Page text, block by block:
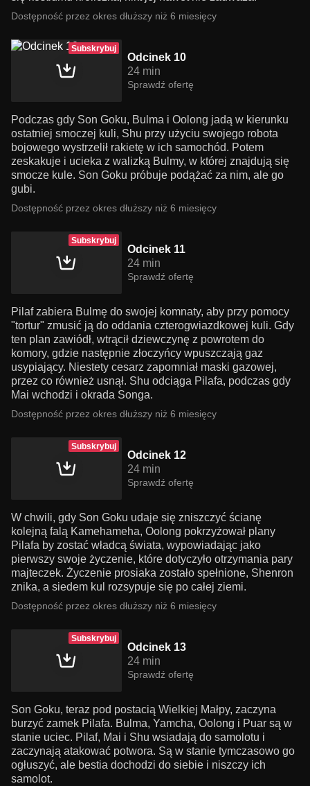
Dostępność przez okres dłuższy niż 6 miesięcy
Subskrybuj
Odcinek 10
24 min
Sprawdź ofertę
Podczas gdy Son Goku, Bulma i Oolong jadą w kierunku
ostatniej smoczej kuli, Shu przy użyciu swojego robota
bojowego wystrzelił rakietę w ich samochód. Potem
zeskakuje i ucieka z walizką Bulmy, w której znajdują się
smocze kule. Son Goku próbuje podążać za nim, ale go
gubi.
Dostępność przez okres dłuższy niż 6 miesięcy
Subskrybuj
Odcinek 11
24 min
Sprawdź ofertę
Pilaf zabiera Bulmę do swojej komnaty, aby przy pomocy
"tortur" zmusić ją do oddania czterogwiazdkowej kuli. Gdy
ten plan zawiódł, wtrącił dziewczynę z powrotem do
komory, gdzie następnie złoczyńcy wpuszczają gaz
usypiający. Niestety cesarz zapomniał maski gazowej,
przez co również usnął. Shu odciąga Pilafa, podczas gdy
Mai wchodzi i okrada Songa.
Dostępność przez okres dłuższy niż 6 miesięcy
Subskrybuj
Odcinek 12
24 min
Sprawdź ofertę
W chwili, gdy Son Goku udaje się zniszczyć ścianę
kolejną falą Kamehameha, Oolong pokrzyżował plany
Pilafa by zostać władcą świata, wypowiadając jako
pierwszy swoje życzenie, które dotyczyło otrzymania pary
majteczek. Życzenie prosiaka zostało spełnione, Shenron
znika, a siedem kul rozsypuje się po całej ziemi.
Dostępność przez okres dłuższy niż 6 miesięcy
Subskrybuj
Odcinek 13
24 min
Sprawdź ofertę
Son Goku, teraz pod postacią Wielkiej Małpy, zaczyna
burzyć zamek Pilafa. Bulma, Yamcha, Oolong i Puar są w
stanie uciec. Pilaf, Mai i Shu wsiadają do samolotu i
zaczynają atakować potwora. Są w stanie tymczasowo go
ogłuszyć, ale bestia dochodzi do siebie i niszczy ich
samolot.